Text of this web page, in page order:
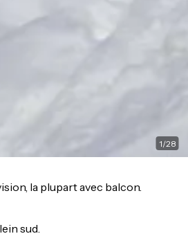
1/28
la plupart avec balcon.
sud.